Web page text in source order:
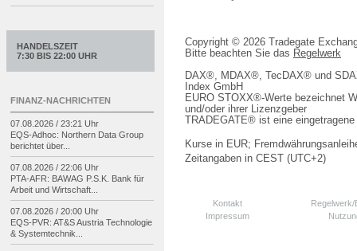
Copyright © 2026 Tradegate
Bitte beachten Sie das Regelwerk
DAX®, MDAX®, TecDAX® und
Index GmbH
EURO STOXX®-Werte bezeichnet
und/oder ihrer Lizenzgeber
TRADEGATE® ist eine
Kurse in EUR;
Zeitangaben in CEST (UTC+2)
Kontakt
Impressum
HANDELSZEIT
7:30 BIS 22:00 UHR
FINANZ-NACHRICHTEN
07.08.2026 / 23:21 Uhr
EQS-Adhoc: Northern Data Group
berichtet über...
07.08.2026 / 22:06 Uhr
PTA-AFR: BAWAG P.S.K. Bank für
Arbeit und Wirtschaft...
07.08.2026 / 20:00 Uhr
EQS-PVR: AT&S Austria Technologie
& Systemtechnik...